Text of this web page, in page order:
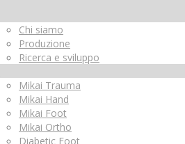
Chi siamo
Produzione
Ricerca e sviluppo
Mikai Trauma
Mikai Hand
Mikai Foot
Mikai Ortho
Diabetic Foot